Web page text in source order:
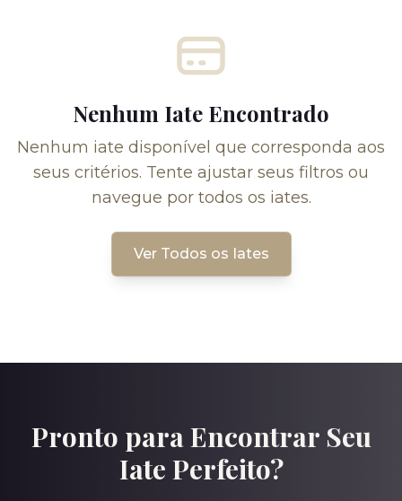
Nenhum Iate Encontrado
Nenhum iate disponível que corresponda aos
seus critérios. Tente ajustar seus filtros ou
navegue por todos os iates.
Ver Todos os Iates
Pronto para Encontrar Seu
Iate Perfeito?